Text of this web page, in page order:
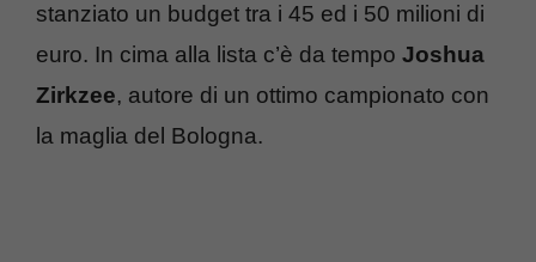
stanziato un budget tra i 45 ed i 50 milioni di
euro. In cima alla lista c’è da tempo Joshua
Zirkzee, autore di un ottimo campionato con
la maglia del Bologna.